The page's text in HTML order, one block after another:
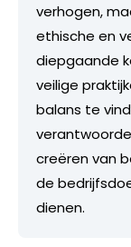
verhogen,
ethische en
diepgaande
veilige
balans te
creëren van
de
dienen.